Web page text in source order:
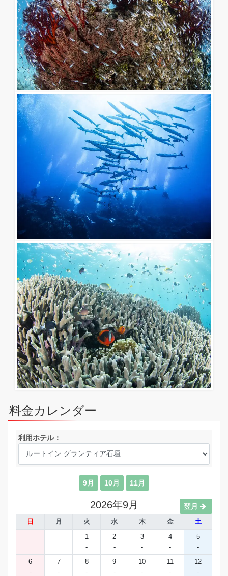
料金カレンダー
利用ホテル：
9月 10月 11月
2026年9月 翌月
日 月 火 水 木 金
土
1
-
2
-
3
-
4
-
5
-
6
-
7
-
8
-
9
-
10
-
11
-
12
-